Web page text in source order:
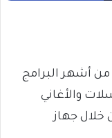
من أشهر البرامج
والأغاني
خلال جهاز